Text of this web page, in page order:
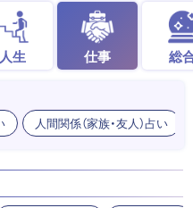
人生 仕事 総
人間関係（家族・友人）占い